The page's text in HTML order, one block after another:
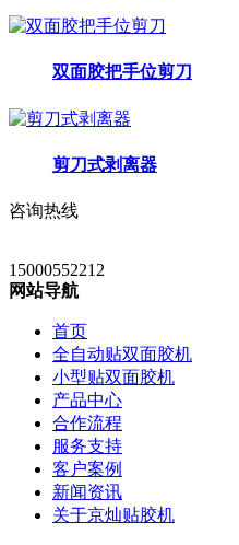
双面胶把手位剪刀
剪刀式剥离器
咨询热线
15000552212
网站导航
首页
全自动贴双面胶机
小型贴双面胶机
产品中心
合作流程
服务支持
客户案例
新闻资讯
关于京灿贴胶机